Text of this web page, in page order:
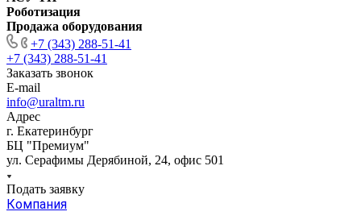
Роботизация
Продажа оборудования
+7 (343) 288-51-41
+7 (343) 288-51-41
Заказать звонок
E-mail
info@uraltm.ru
Адрес
г. Екатеринбург
БЦ "Премиум"
ул. Серафимы Дерябиной, 24, офис 501
Подать заявку
Компания